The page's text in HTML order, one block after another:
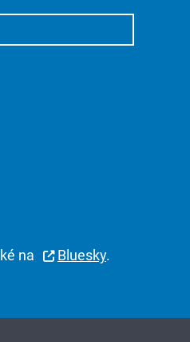
na Bluesky.